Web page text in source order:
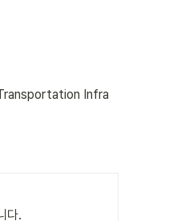
Infra
다.